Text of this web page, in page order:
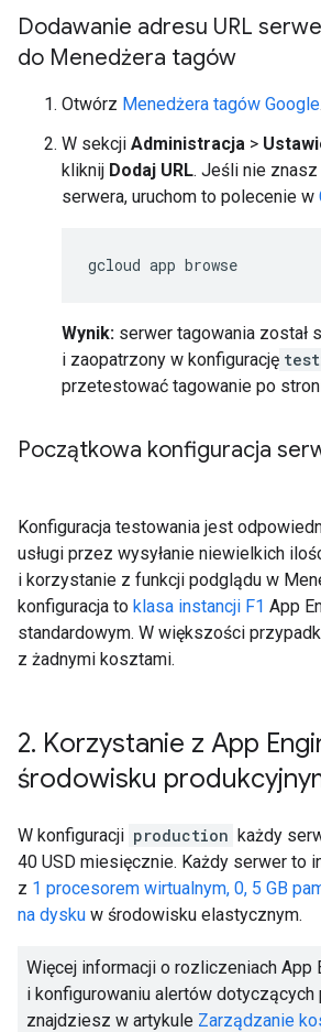
Dodawanie adresu URL
do Menedżera tagów
Otwórz Menedżera tagów Google.
W sekcji Administracja >
kliknij Dodaj URL. Jeśli nie znasz
serwera, uruchom to polecenie w
gcloud app
Wynik: serwer tagowania został
i zaopatrzony w konfigurację
przetestować tagowanie po
Początkowa konfiguracja
Konfiguracja testowania jest
usługi przez wysyłanie niewielkich
i korzystanie z funkcji podglądu w
konfiguracja to klasa instancji F1 App
standardowym. W większości
z żadnymi kosztami.
2. Korzystanie z App
środowisku
W konfiguracji production każdy
40 USD miesięcznie. Każdy serwer to
z 1 procesorem wirtualnym, 0, 5 GB
na dysku w środowisku elastycznym.
Więcej informacji o rozliczeniach App
i konfigurowaniu alertów dotyczących
znajdziesz w artykule Zarządzanie